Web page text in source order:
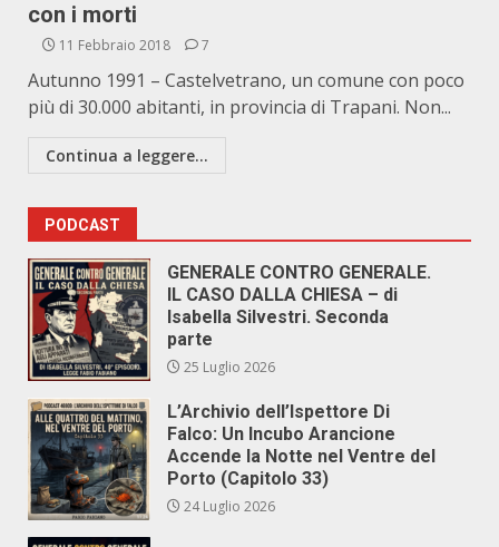
con i morti
11 Febbraio 2018 7
Autunno 1991 – Castelvetrano, un comune con poco
più di 30.000 abitanti, in provincia di Trapani. Non...
Continua a leggere...
PODCAST
GENERALE CONTRO GENERALE.
IL CASO DALLA CHIESA – di
Isabella Silvestri. Seconda
parte
25 Luglio 2026
L’Archivio dell’Ispettore Di
Falco: Un Incubo Arancione
Accende la Notte nel Ventre del
Porto (Capitolo 33)
24 Luglio 2026